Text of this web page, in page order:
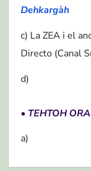
Dehkargàh
c) La ZEA i el
Directo (Canal
d)
• TEHTOH
a)